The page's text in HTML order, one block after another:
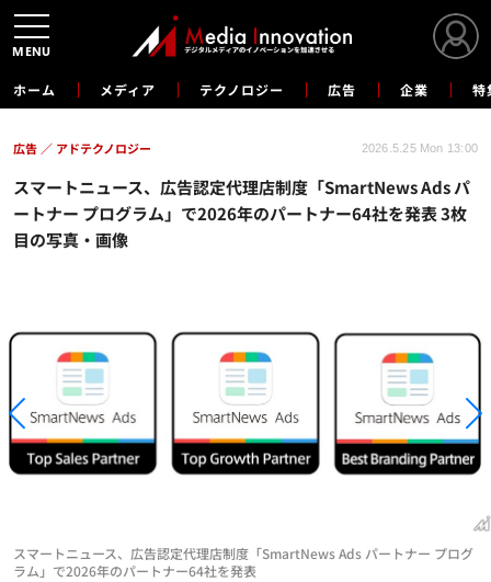
ホーム メディア テクノロジー 広告 企業 特
スマートニュース、広告認定代理店制度「SmartNews Ads パ
ートナー プログラム」で2026年のパートナー64社を発表 3枚
目の写真・画像
広告 アドテクノロジー 2026.5.25 Mon 13:00
スマートニュース、広告認定代理店制度「SmartNews Ads パートナー プログ
ラム」で2026年のパートナー64社を発表
MENU